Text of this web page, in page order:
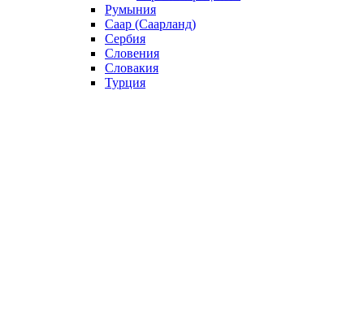
Румыния
Саар (Саарланд)
Сербия
Словения
Словакия
Турция